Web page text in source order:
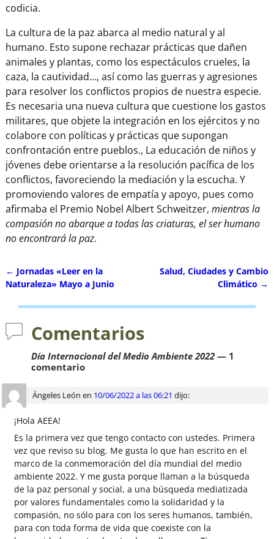
codicia.
La cultura de la paz abarca al medio natural y al
humano. Esto supone rechazar prácticas que dañen
animales y plantas, como los espectáculos crueles, la
caza, la cautividad…, así como las guerras y agresiones
para resolver los conflictos propios de nuestra especie.
Es necesaria una nueva cultura que cuestione los gastos
militares, que objete la integración en los ejércitos y no
colabore con políticas y prácticas que supongan
confrontación entre pueblos., La educación de niños y
jóvenes debe orientarse a la resolución pacífica de los
conflictos, favoreciendo la mediación y la escucha. Y
promoviendo valores de empatía y apoyo, pues como
afirmaba el Premio Nobel Albert Schweitzer, mientras la
compasión no abarque a todas las criaturas, el ser humano
no encontrará la paz.
Navegación de entradas
← Jornadas «Leer en la
Naturaleza» Mayo a Junio
Salud, Ciudades y Cambio
Climático →
Comentarios
Día Internacional del Medio Ambiente 2022— 1
comentario
Ángeles León en 10/06/2022 a las 06:21 dijo:
¡Hola AEEA!
Es la primera vez que tengo contacto con ustedes. Primera
vez que reviso su blog. Me gusta lo que han escrito en el
marco de la conmemoración del día mundial del medio
ambiente 2022. Y me gusta porque llaman a la búsqueda
de la paz personal y social, a una búsqueda mediatizada
por valores fundamentales como la solidaridad y la
compasión, no sólo para con los seres humanos, también,
para con toda forma de vida que coexiste con la